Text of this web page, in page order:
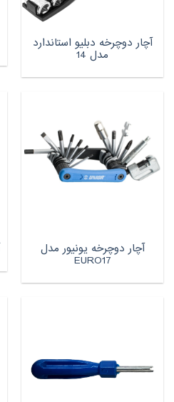
آچار دوچرخه دبلیو استاندارد
مدل 14
آچار دوچرخه یونیور مدل
EURO17